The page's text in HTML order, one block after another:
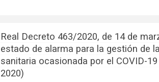
Real Decreto 463/2020, de 14 de
estado de alarma para la gestión de
sanitaria ocasionada por el COVID-
2020)